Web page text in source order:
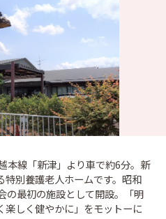
本線「新津」より車で約6分。新
別養護老人ホームです。昭和
の最初の施設として開設。「明
しく健やかに」をモットーに